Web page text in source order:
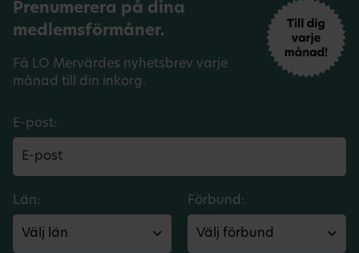
Prenumerera på dina
medlemsförmåner.
Få LO Mervärdes nyhetsbrev varje
månad till din inkorg.
E-post:
Län: Förbund: